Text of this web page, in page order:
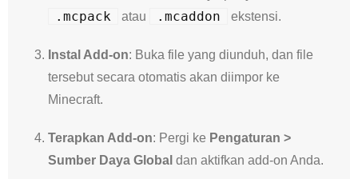
.mcpack atau .mcaddon ekstensi.
Instal Add-on: Buka file yang diunduh, dan file
tersebut secara otomatis akan diimpor ke
Minecraft.
Terapkan Add-on: Pergi ke Pengaturan >
Sumber Daya Global dan aktifkan add-on Anda.